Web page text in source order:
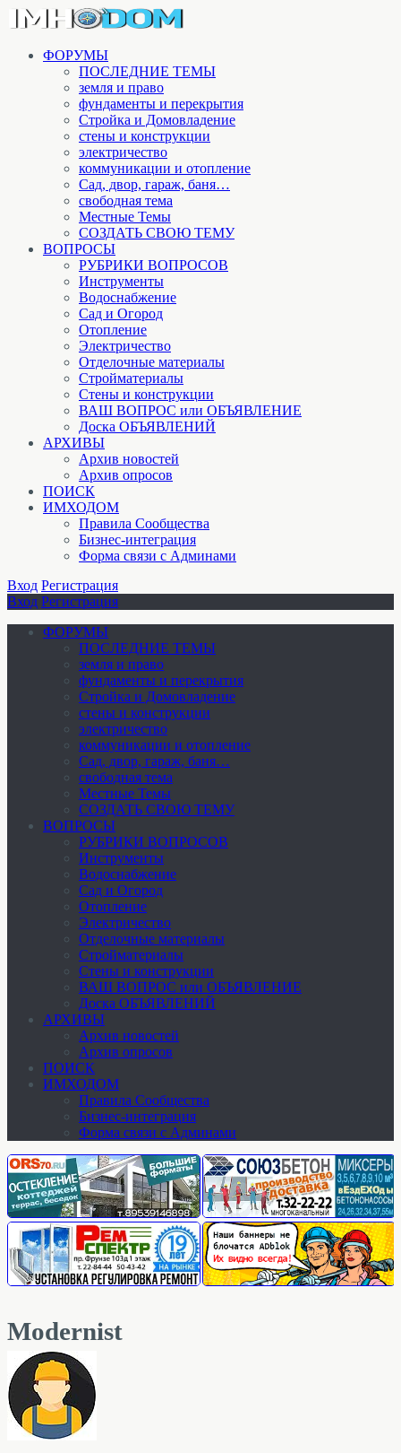
ФОРУМЫ
ПОСЛЕДНИЕ ТЕМЫ
земля и право
фундаменты и перекрытия
Стройка и Домовладение
стены и конструкции
электричество
коммуникации и отопление
Cад, двор, гараж, баня…
свободная тема
Местные Темы
СОЗДАТЬ СВОЮ ТЕМУ
ВОПРОСЫ
РУБРИКИ ВОПРОСОВ
Инструменты
Водоснабжение
Сад и Огород
Отопление
Электричество
Отделочные материалы
Стройматериалы
Стены и конструкции
ВАШ ВОПРОС или ОБЪЯВЛЕНИЕ
Доска ОБЪЯВЛЕНИЙ
АРХИВЫ
Архив новостей
Архив опросов
ПОИСК
ИМХОДОМ
Правила Сообщества
Бизнес-интеграция
Форма связи с Админами
Вход Регистрация
Вход Регистрация
ФОРУМЫ
ПОСЛЕДНИЕ ТЕМЫ
земля и право
фундаменты и перекрытия
Стройка и Домовладение
стены и конструкции
электричество
коммуникации и отопление
Cад, двор, гараж, баня…
свободная тема
Местные Темы
СОЗДАТЬ СВОЮ ТЕМУ
ВОПРОСЫ
РУБРИКИ ВОПРОСОВ
Инструменты
Водоснабжение
Сад и Огород
Отопление
Электричество
Отделочные материалы
Стройматериалы
Стены и конструкции
ВАШ ВОПРОС или ОБЪЯВЛЕНИЕ
Доска ОБЪЯВЛЕНИЙ
АРХИВЫ
Архив новостей
Архив опросов
ПОИСК
ИМХОДОМ
Правила Сообщества
Бизнес-интеграция
Форма связи с Админами
Modernist